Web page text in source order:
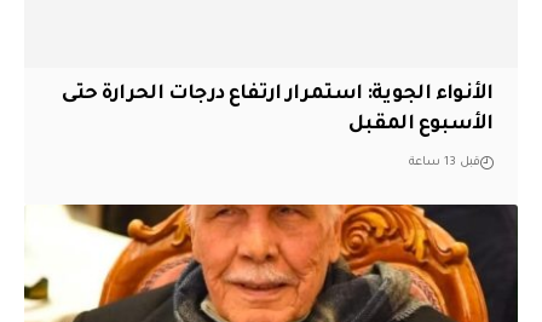
الأنواء الجوية: استمرار ارتفاع درجات الحرارة حتى
الأسبوع المقبل
قبل 13 ساعة